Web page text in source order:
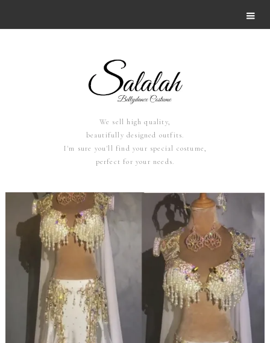
We sell high quality,
beautifully designed outfits.
I'm sure you'll find your special costume,
perfect for your needs.